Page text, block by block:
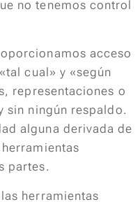
no tenemos control
acceso
cual» y «según
representaciones o
sin ningún respaldo.
alguna derivada de
partes.
herramientas